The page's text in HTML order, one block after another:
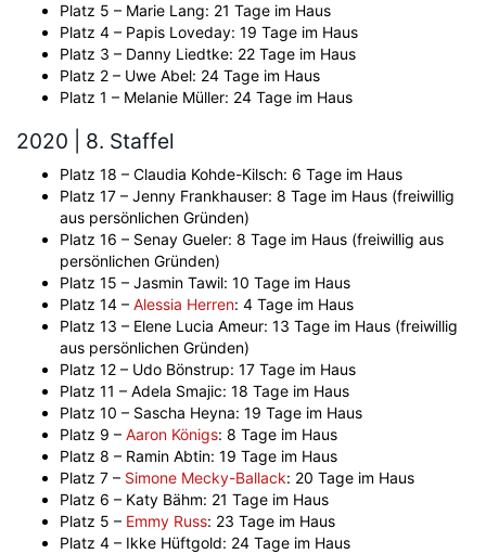
Platz 5 – Marie Lang: 21 Tage im Haus
Platz 4 – Papis Loveday: 19 Tage im Haus
Platz 3 – Danny Liedtke: 22 Tage im Haus
Platz 2 – Uwe Abel: 24 Tage im Haus
Platz 1 – Melanie Müller: 24 Tage im Haus
2020 | 8. Staffel
Platz 18 – Claudia Kohde-Kilsch: 6 Tage im Haus
Platz 17 – Jenny Frankhauser: 8 Tage im Haus (freiwillig
aus persönlichen Gründen)
Platz 16 – Senay Gueler: 8 Tage im Haus (freiwillig aus
persönlichen Gründen)
Platz 15 – Jasmin Tawil: 10 Tage im Haus
Platz 14 – Alessia Herren: 4 Tage im Haus
Platz 13 – Elene Lucia Ameur: 13 Tage im Haus (freiwillig
aus persönlichen Gründen)
Platz 12 – Udo Bönstrup: 17 Tage im Haus
Platz 11 – Adela Smajic: 18 Tage im Haus
Platz 10 – Sascha Heyna: 19 Tage im Haus
Platz 9 – Aaron Königs: 8 Tage im Haus
Platz 8 – Ramin Abtin: 19 Tage im Haus
Platz 7 – Simone Mecky-Ballack: 20 Tage im Haus
Platz 6 – Katy Bähm: 21 Tage im Haus
Platz 5 – Emmy Russ: 23 Tage im Haus
Platz 4 – Ikke Hüftgold: 24 Tage im Haus